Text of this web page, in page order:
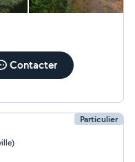
Contacter
Particulier